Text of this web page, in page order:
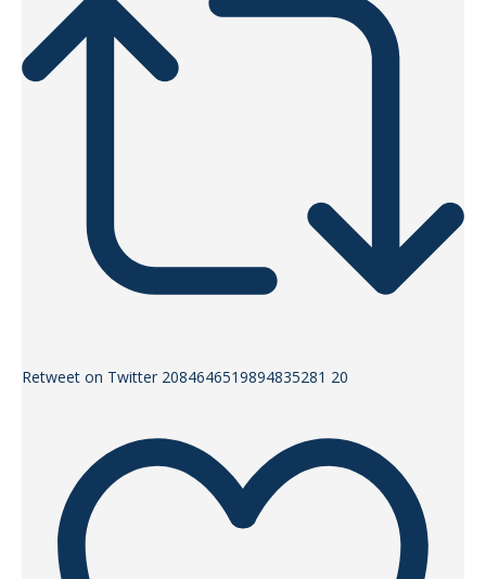
Retweet on Twitter 2084646519894835281 20